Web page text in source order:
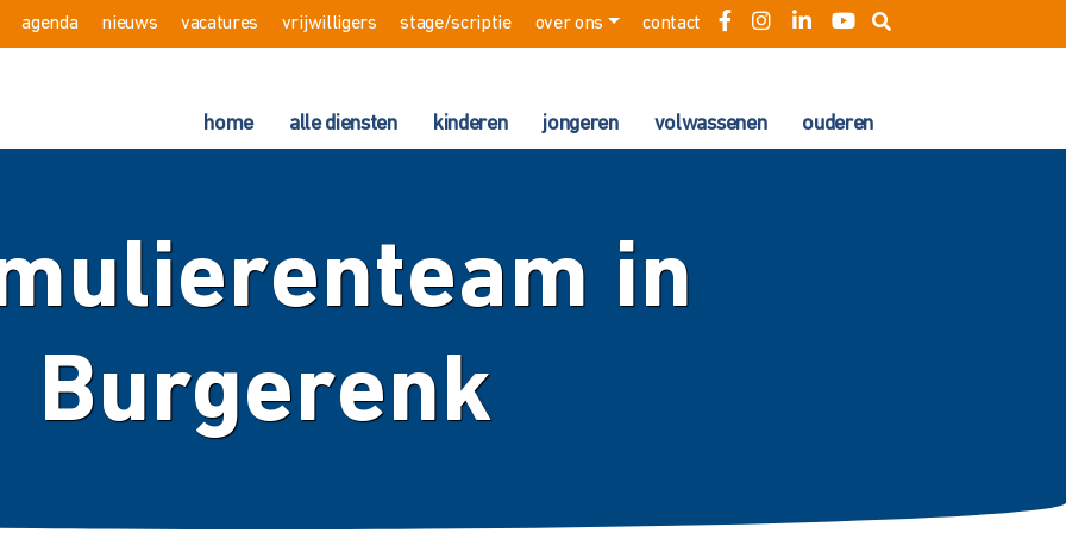
agenda nieuws vacatures vrijwilligers stage/scriptie over ons contact
home alle diensten kinderen jongeren volwassenen ouderen
in
Burgerenk